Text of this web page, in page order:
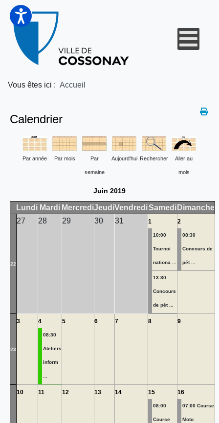
Vous êtes ici : Accueil
Calendrier
Par année Par mois Par
semaine
Aujourd'hui Rechercher Aller au
mois
Juin 2019
Lundi Mardi MercrediJeudiVendrediSamedi Dimanche
22
27 28 29 30 31 1
10:00
Tournoi
nationa ...
13:30
Concours
de pét ...
2
08:30
Concours de
pét ...
23
3 4
08:30
Ateliers
inform
5 6 7 8 9
10 11 12 13 14 15
08:00
Course
16
07:00 Course
Moto